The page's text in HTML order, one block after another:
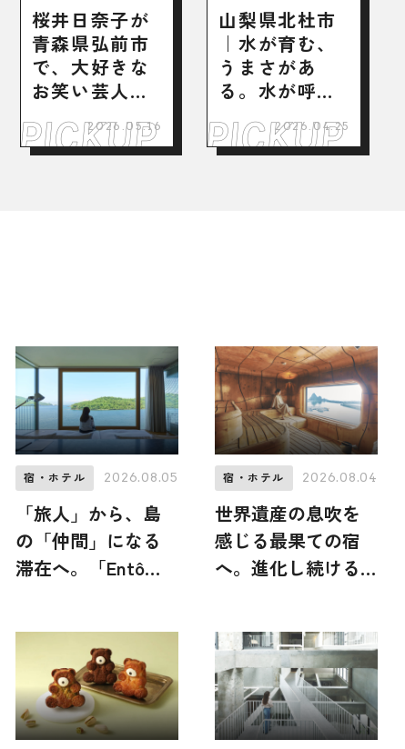
桜井日奈子が
青森県弘前市
で、大好きな
お笑い芸人ゆ
かりの地を巡
る“推し活”旅
へ
2026.05.16
山梨県北杜市
｜水が育む、
うまさがあ
る。水が呼
ぶ、出会いが
ある。2026.04.25
宿・ホテル 2026.08.05
「旅人」から、島
の「仲間」になる
滞在へ。「Entô」
ルな営みに触れる
特別な体験
宿・ホテル 2026.08.04
世界遺産の息吹を
感じる最果ての宿
へ。進化し続ける
ト」で、からだ全
体が解き放たれる
大人の旅